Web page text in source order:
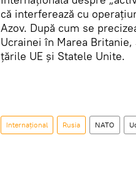
că interferează cu
Azov. După cum se
Ucrainei în Marea
țările UE și Statele Unite.
Internaţional Rusia NATO